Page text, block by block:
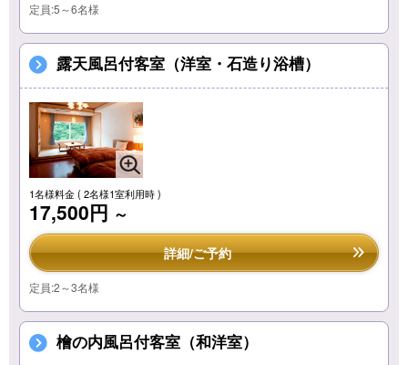
定員:5～6名様
露天風呂付客室（洋室・石造り浴槽）
1名様料金( 2名様1室利用時 )
17,500円 ～
詳細/ご予約
定員:2～3名様
檜の内風呂付客室（和洋室）